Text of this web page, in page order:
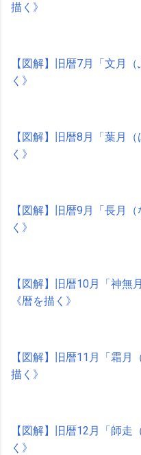
描く》
【図解】旧暦7月「文月
く》
【図解】旧暦8月「葉月
く》
【図解】旧暦9月「長月
く》
【図解】旧暦10月「神無
《暦を描く》
【図解】旧暦11月「霜月
描く》
【図解】旧暦12月「師走
く》